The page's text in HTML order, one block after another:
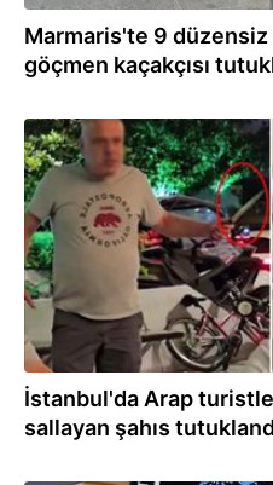
Marmaris'te 9 düzensiz
göçmen kaçakçısı
02.07.2024
İstanbul'da Arap
sallayan şahıs